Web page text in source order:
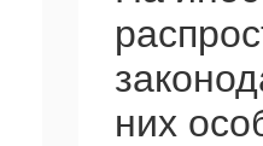
них